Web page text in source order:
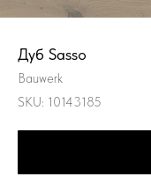
Дуб Sasso
Bauwerk
SKU: 10143185